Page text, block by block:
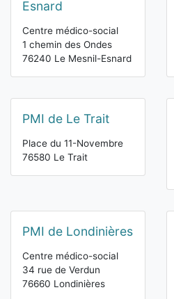
Esnard
Centre médico-social
1 chemin des Ondes
76240 Le Mesnil-Esnard
PMI de Le Trait
Place du 11-Novembre
76580 Le Trait
PMI de Londinières
Centre médico-social
34 rue de Verdun
76660 Londinières